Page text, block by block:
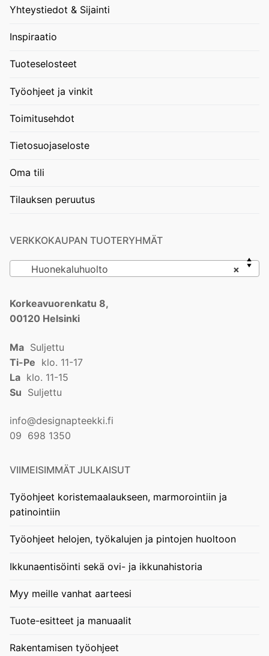
Yhteystiedot & Sijainti
Inspiraatio
Tuoteselosteet
Työohjeet ja vinkit
Toimitusehdot
Tietosuojaseloste
Oma tili
Tilauksen peruutus
VERKKOKAUPAN TUOTERYHMÄT
×
Huonekaluhuolto
Korkeavuorenkatu 8,
00120 Helsinki
Ma Suljettu
Ti-Pe klo. 11-17
La klo. 11-15
Su Suljettu
info@designapteekki.fi
09 698 1350
VIIMEISIMMÄT JULKAISUT
Työohjeet koristemaalaukseen, marmorointiin ja
patinointiin
Työohjeet helojen, työkalujen ja pintojen huoltoon
Ikkunaentisöinti sekä ovi- ja ikkunahistoria
Myy meille vanhat aarteesi
Tuote-esitteet ja manuaalit
Rakentamisen työohjeet